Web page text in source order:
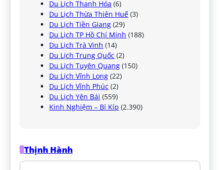
Du Lịch Thanh Hóa (6)
Du Lịch Thừa Thiên Huế (3)
Du Lịch Tiền Giang (29)
Du Lịch TP Hồ Chí Minh (188)
Du Lịch Trà Vinh (14)
Du Lịch Trung Quốc (2)
Du Lịch Tuyên Quang (150)
Du Lịch Vĩnh Long (22)
Du Lịch Vĩnh Phúc (2)
Du Lịch Yên Bái (559)
Kinh Nghiệm – Bí Kíp (2.390)
Thịnh Hành